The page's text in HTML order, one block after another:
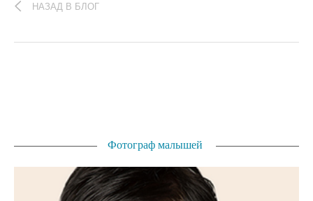
НАЗАД В БЛОГ
Фотограф малышей